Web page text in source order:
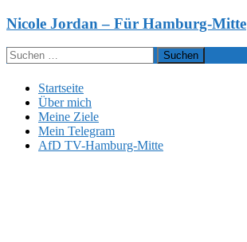
Zum
springen
Nicole Jordan – Für Hamburg-Mitte
Suchen
nach:
Startseite
Über mich
Meine Ziele
Mein Telegram
AfD TV-Hamburg-Mitte